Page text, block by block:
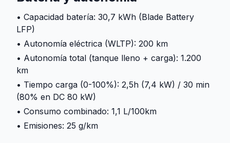
• Capacidad batería: 30,7 kWh (Blade Battery
LFP)
• Autonomía eléctrica (WLTP): 200 km
• Autonomía total (tanque lleno + carga): 1.200
km
• Tiempo carga (0-100%): 2,5h (7,4 kW) / 30 min
(80% en DC 80 kW)
• Consumo combinado: 1,1 L/100km
• Emisiones: 25 g/km